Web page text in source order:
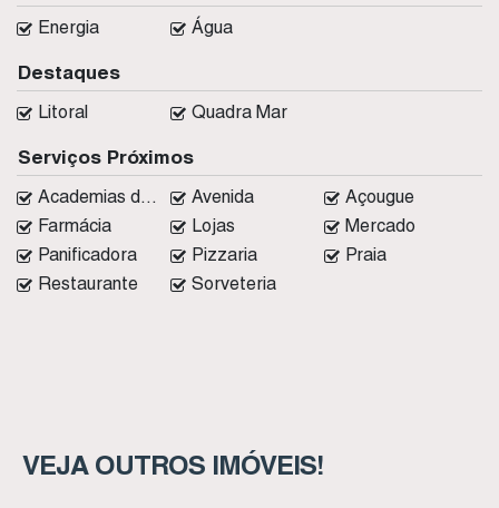
Serviços Próximos
Academias de ginástica Avenida
Açougue
Farmácia
Lojas
Mercado
Panificadora
Pizzaria
Praia
Restaurante
Sorveteria
Energia Água
Destaques
Litoral Quadra Mar
VEJA OUTROS IMÓVEIS!